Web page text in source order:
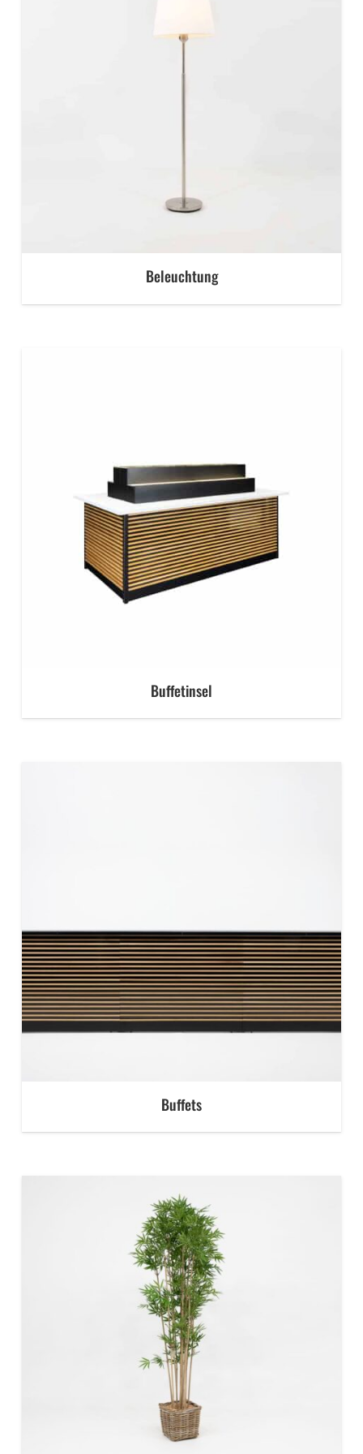
Beleuchtung
Buffetinsel
Buffets